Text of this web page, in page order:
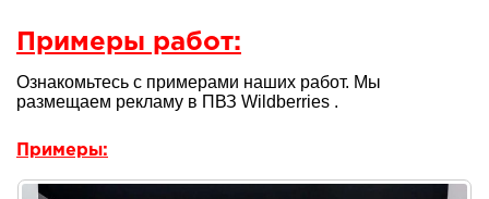
Примеры работ:
Ознакомьтесь с примерами наших работ. Мы
размещаем рекламу в ПВЗ Wildberries .
Примеры: